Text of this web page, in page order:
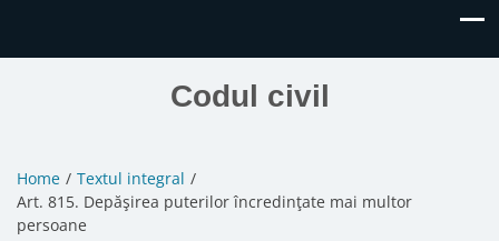
Codul civil
Home
Textul integral
Art. 815. Depăşirea puterilor încredinţate mai multor
persoane